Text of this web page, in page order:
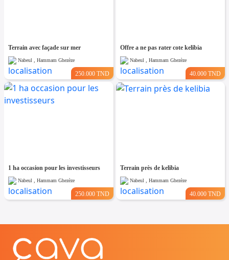
Terrain avec façade sur mer
Nabeul , Hammam Ghezèze
250.000 TND
Offre a ne pas rater cote kelibia
Nabeul , Hammam Ghezèze
40.000 TND
1 ha occasion pour les investisseurs
Nabeul , Hammam Ghezèze
250.000 TND
Terrain près de kelibia
Nabeul , Hammam Ghezèze
40.000 TND